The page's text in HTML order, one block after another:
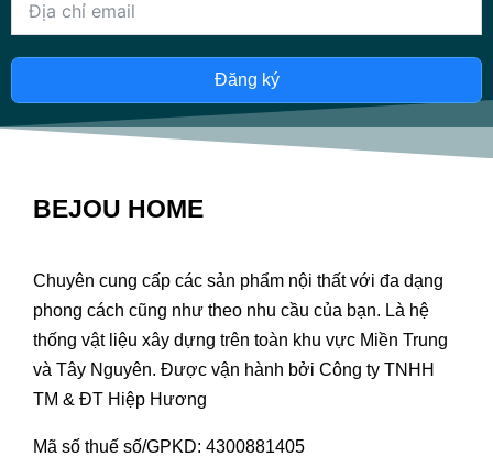
Đăng ký
BEJOU HOME
Chuyên cung cấp các sản phẩm nội thất với đa dạng
phong cách cũng như theo nhu cầu của bạn. Là hệ
thống vật liệu xây dựng trên toàn khu vực Miền Trung
và Tây Nguyên. Được vận hành bởi Công ty TNHH
TM & ĐT Hiệp Hương
Mã số thuế số/GPKD: 4300881405